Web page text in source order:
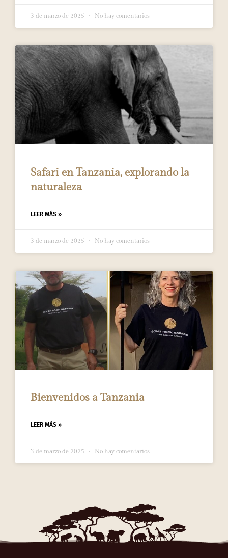
3 de marzo de 2025 No hay comentarios
Safari en Tanzania, explorando la
naturaleza
LEER MÁS »
3 de marzo de 2025 No hay comentarios
Bienvenidos a Tanzania
LEER MÁS »
3 de marzo de 2025 No hay comentarios